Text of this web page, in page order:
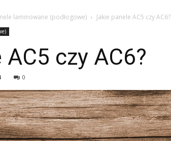
laminowane (podłogowe) Jakie panele AC5 czy AC6?
czy AC6?
0